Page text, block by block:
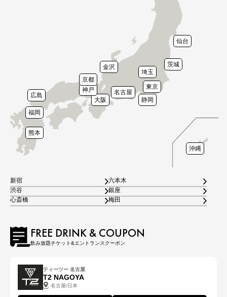
東京
仙台
大阪
神戸 名古屋
埼玉
静岡
京都
広島
福岡
熊本
沖縄
茨城
金沢
新宿
六本木
渋谷
銀座
心斎橋
梅田
FREE DRINK & COUPON
飲み放題チケット&エントランスクーポン
ティーツー 名古屋
T2 NAGOYA
名古屋/日本